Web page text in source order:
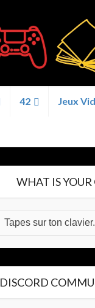
42 Jeux
WHAT IS YOUR
DISCORD